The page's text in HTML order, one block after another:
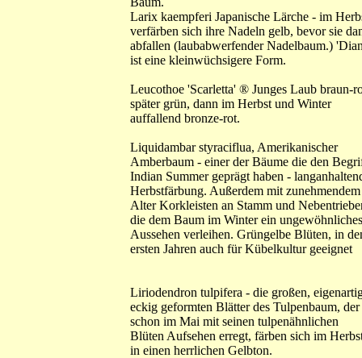
Larix kaempferi Japanische Lärche - im
verfärben sich ihre Nadeln gelb, bevor sie
abfallen (laubabwerfender Nadelbaum.)
ist eine kleinwüchsigere Form.
Leucothoe 'Scarletta' ® Junges Laub braun-
später grün, dann im Herbst und Winter
auffallend bronze-rot.
Liquidambar styraciflua, Amerikanischer
Amberbaum - einer der Bäume die den
Indian Summer geprägt haben -
Herbstfärbung. Außerdem mit zunehmendem
Alter Korkleisten an Stamm und
die dem Baum im Winter ein ungewöhnliches
Aussehen verleihen. Grüngelbe Blüten, in
ersten Jahren auch für Kübelkultur geeignet
Liriodendron tulpifera - die großen,
eckig geformten Blätter des Tulpenbaum, der
schon im Mai mit seinen tulpenähnlichen
Blüten Aufsehen erregt, färben sich im
in einen herrlichen Gelbton.